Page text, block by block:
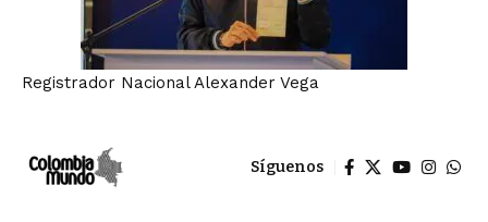
Registrador Nacional Alexander Vega
Síguenos